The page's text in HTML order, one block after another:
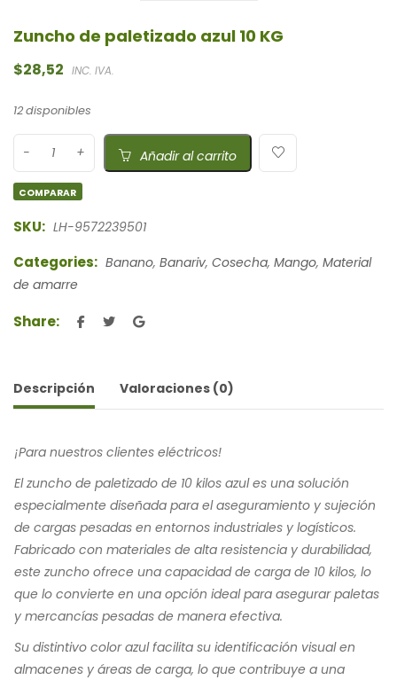
Zuncho de paletizado azul 10 KG
$28,52 INC. IVA.
12 disponibles
Añadir al carrito
COMPARAR
SKU: LH-9572239501
Categories: Banano, Banariv, Cosecha, Mango, Material
de amarre
Share:
Descripción Valoraciones (0)
¡Para nuestros clientes eléctricos!
El zuncho de paletizado de 10 kilos azul es una solución
especialmente diseñada para el aseguramiento y sujeción
de cargas pesadas en entornos industriales y logísticos.
Fabricado con materiales de alta resistencia y durabilidad,
este zuncho ofrece una capacidad de carga de 10 kilos, lo
que lo convierte en una opción ideal para asegurar paletas
y mercancías pesadas de manera efectiva.
Su distintivo color azul facilita su identificación visual en
almacenes y áreas de carga, lo que contribuye a una